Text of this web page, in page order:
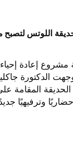
اللوتس لتصبح
إعادة
الدكتورة
المقامة
وترفيهيًا